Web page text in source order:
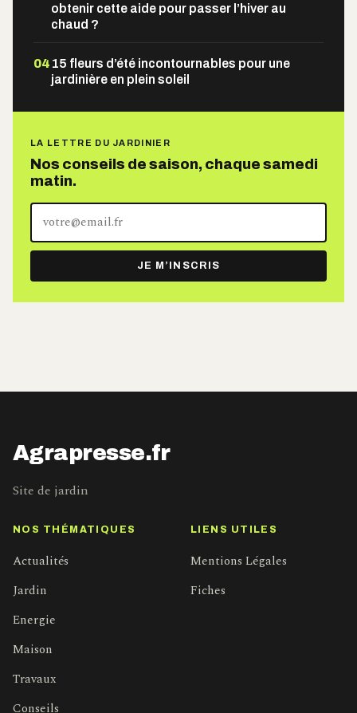
obtenir cette aide pour passer l’hiver au
chaud ?
04 15 fleurs d’été incontournables pour une
jardinière en plein soleil
LA LETTRE DU JARDINIER
Nos conseils de saison, chaque samedi
matin.
Votre
adresse
e-
mail
JE M’INSCRIS
Agrapresse.fr
Site de jardin
NOS THÉMATIQUES
Actualités
Jardin
Energie
Maison
Travaux
Conseils
LIENS UTILES
Mentions Légales
Fiches